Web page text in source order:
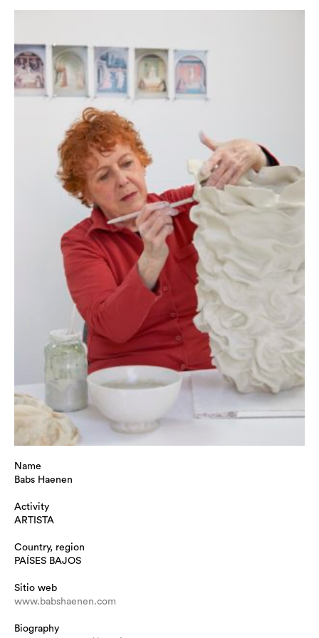
Name
Babs Haenen
Activity
ARTISTA
Country, region
PAÍSES BAJOS
Sitio web
www.babshaenen.com
Biography